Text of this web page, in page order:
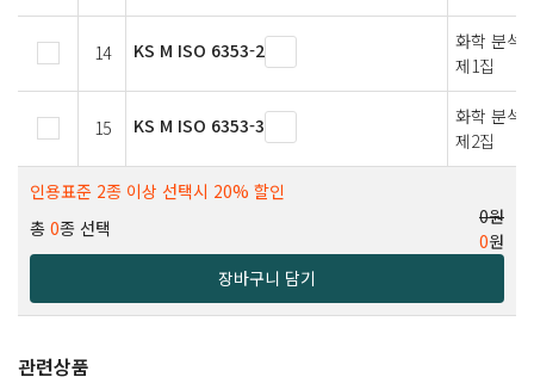
14 KS M ISO 6353-2
화학 분석
제1집
15 KS M ISO 6353-3
화학 분석
제2집
인용표준 2종 이상 선택시 20% 할인
총 0종 선택
0원
0원
장바구니 담기
관련상품